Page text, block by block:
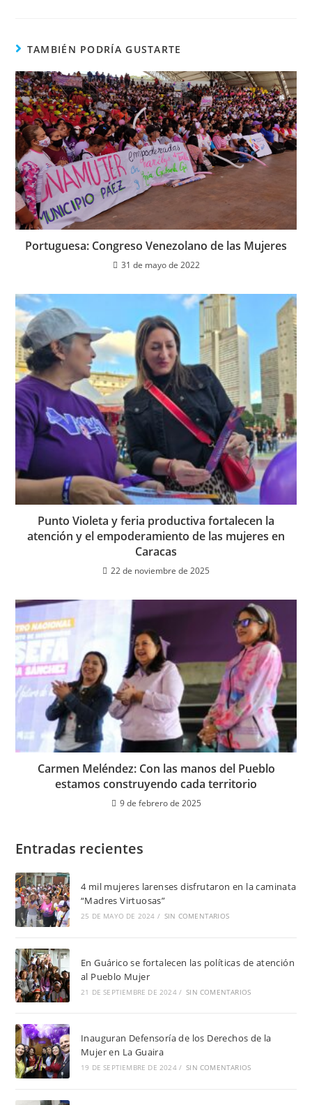
TAMBIÉN PODRÍA GUSTARTE
Portuguesa: Congreso Venezolano de las Mujeres
31 de mayo de 2022
Punto Violeta y feria productiva fortalecen la
atención y el empoderamiento de las mujeres en
Caracas
22 de noviembre de 2025
Carmen Meléndez: Con las manos del Pueblo
estamos construyendo cada territorio
9 de febrero de 2025
Entradas recientes
4 mil mujeres larenses disfrutaron en la caminata
“Madres Virtuosas”
25 DE MAYO DE 2024 / SIN COMENTARIOS
En Guárico se fortalecen las políticas de atención
al Pueblo Mujer
21 DE SEPTIEMBRE DE 2024 / SIN COMENTARIOS
Inauguran Defensoría de los Derechos de la
Mujer en La Guaira
19 DE SEPTIEMBRE DE 2024 / SIN COMENTARIOS